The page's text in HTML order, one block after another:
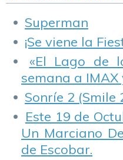
Superman
¡Se viene la
«El Lago de
semana a
Sonríe 2 (Smile
Este 19 de
Un Marciano
de Escobar.